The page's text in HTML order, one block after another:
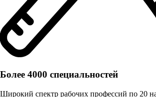
Более 4000 специальностей
Широкий спектр рабочих профессий по 20